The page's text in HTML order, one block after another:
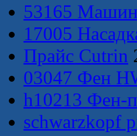
53165
17005
Прайс Cutrin
03047 Фен
h10213 Фен-
schwarzkopf